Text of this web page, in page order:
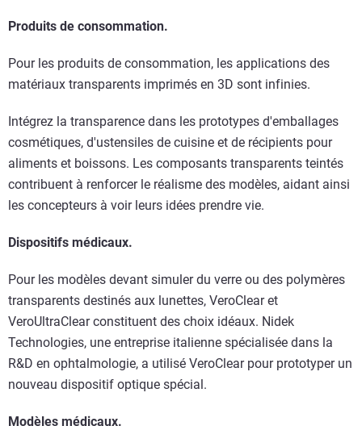
Produits de consommation.
Pour les produits de consommation, les applications des
matériaux transparents imprimés en 3D sont infinies.
Intégrez la transparence dans les prototypes d'emballages
cosmétiques, d'ustensiles de cuisine et de récipients pour
aliments et boissons. Les composants transparents teintés
contribuent à renforcer le réalisme des modèles, aidant ainsi
les concepteurs à voir leurs idées prendre vie.
Dispositifs médicaux.
Pour les modèles devant simuler du verre ou des polymères
transparents destinés aux lunettes, VeroClear et
VeroUltraClear constituent des choix idéaux. Nidek
Technologies, une entreprise italienne spécialisée dans la
R&D en ophtalmologie, a utilisé VeroClear pour prototyper un
nouveau dispositif optique spécial.
Modèles médicaux.